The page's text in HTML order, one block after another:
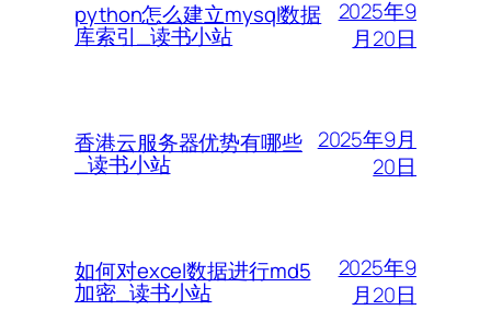
python怎么建立mysql数据
库索引_读书小站
2025年9
月20日
香港云服务器优势有哪些
_读书小站
2025年9月
20日
如何对excel数据进行md5
加密_读书小站
2025年9
月20日